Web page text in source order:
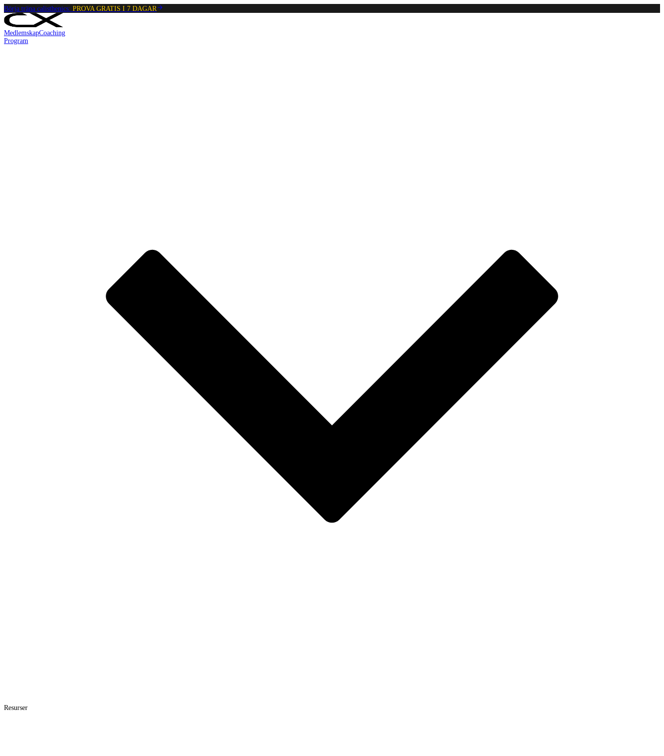
Börja träna calisthenics: PROVA GRATIS I 7 DAGAR
MedlemskapCoaching
Program
Resurser